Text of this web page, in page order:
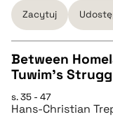
pobierz cytat
BIBTEX
pobierz cytat
Zacytuj
CZYSTY TEKST
Between
Tuwim’s
s. 35 - 47
Hans-Christian